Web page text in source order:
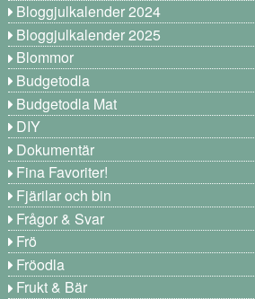
Bloggjulkalender 2024
Bloggjulkalender 2025
Blommor
Budgetodla
Budgetodla Mat
DIY
Dokumentär
Fina Favoriter!
Fjärilar och bin
Frågor & Svar
Frö
Fröodla
Frukt & Bär